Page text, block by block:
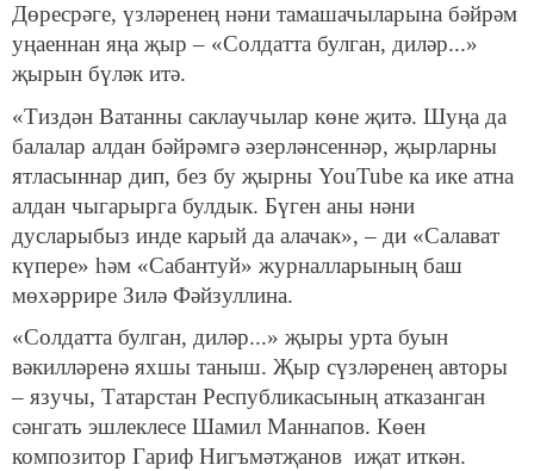
Дөресрәге, үзләренең нәни тамашачыларына бәйрәм
уңаеннан яңа җыр – «Солдатта булган, диләр...»
җырын бүләк итә.
«Тиздән Ватанны саклаучылар көне җитә. Шуңа да
балалар алдан бәйрәмгә әзерләнсеннәр, җырларны
ятласыннар дип, без бу җырны YouTubе ка ике атна
алдан чыгарырга булдык. Бүген аны нәни
дусларыбыз инде карый да алачак», – ди «Салават
күпере» һәм «Сабантуй» журналларының баш
мөхәррире Зилә Фәйзуллина.
«Солдатта булган, диләр...» җыры урта буын
вәкилләренә яхшы таныш. Җыр сүзләренең авторы
– язучы, Татарстан Республикасының атказанган
сәнгать эшлеклесе Шамил Маннапов. Көен
композитор Гариф Нигъмәтҗанов иҗат иткән.